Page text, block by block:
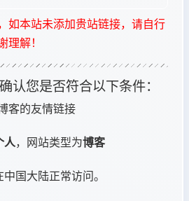
如本站未添加贵站链接，请自行
理解！
认您是否符合以下条件：
客的友情链接
人，网站类型为博客
国大陆正常访问。